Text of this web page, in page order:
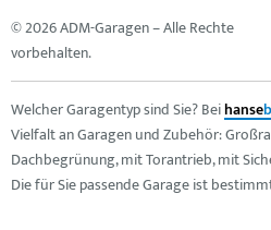
© 2026 ADM-Garagen – Alle Rechte
vorbehalten.
Welcher Garagentyp sind Sie? Beihanse
Vielfalt an Garagen und Zubehör:
Dachbegrünung, mit Torantrieb, mit
Die für Sie passende Garage ist